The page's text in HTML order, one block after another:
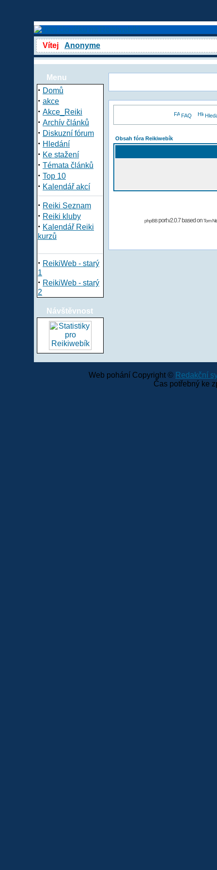
Vítej Anonyme
Menu
· Domů
· akce
· Akce_Reiki
· Archív článků
· Diskuzní fórum
· Hledání
· Ke stažení
· Témata článků
· Top 10
· Kalendář akcí
· Reiki Seznam
· Reiki kluby
· Kalendář Reiki
kurzů
· ReikiWeb - starý
1
· ReikiWeb - starý
2
Návštěvnost
FAQ
Obsah fóra Reikiwebík
phpBBport v2.0.7 based onTom
Web pohání Copyright © Redakční
Čas potřebný ke